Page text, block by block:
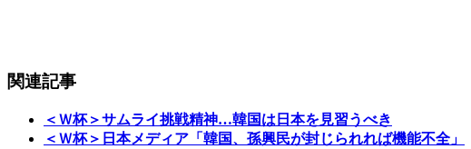
関連記事
＜Ｗ杯＞サムライ挑戦精神…韓国は日本を見習うべき
＜Ｗ杯＞日本メディア「韓国、孫興民が封じられれば機能不全」